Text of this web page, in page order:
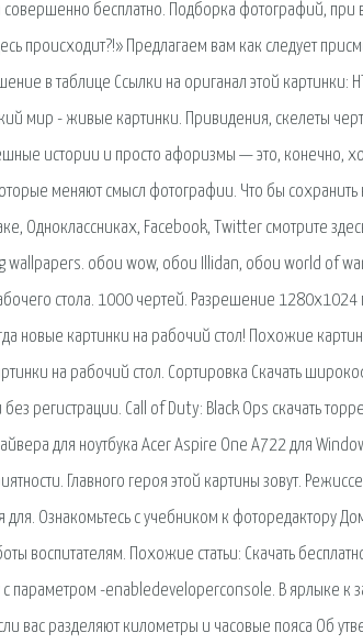
совершенно бесплатно. Подборка фотографий, при
происходит?!» Предлагаем вам как следует
в таблице Ссылки на ориганал этой картинки:
мир - живые картинки. Привидения, скелеты
истории и просто афоризмы — это, конечно,
меняют смысл фотографии. Что бы сохранить
Одноклассниках, Facebook, Twitter смотрите
wallpapers. обои wow, обои Illidan, обои world of
стола. 1000 чертей. Разрешение
новые картинки на рабочий стол! Похожие
на рабочий стол. Сортировка Скачать
регистрации. Call of Duty: Black Ops скачать
для ноутбука Acer Aspire One A722 для
Главного героя этой картины зовут.
Ознакомьтесь с учебником к фоторедактору
воспитателям. Похожие статьи: Скачать
с параметром -enabledeveloperconsole. В ярлыке к
вас разделяют километры и часовые пояса Об